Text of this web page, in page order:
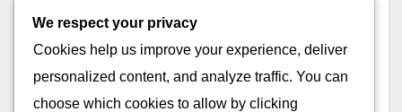
Comissões flexíveis e
personalizadas
We respect your privacy
Cookies help us improve your experience, deliver
personalized content, and analyze traffic. You can
choose which cookies to allow by clicking